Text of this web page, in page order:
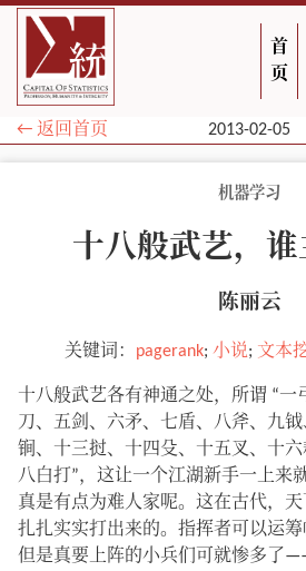
首
页
← 返回首页 2013-02-05
机器学习
十八般武艺，谁
陈丽云
关键词： pagerank; 小说; 文本
十八般武艺各有神通之处，所谓 “一
刀、五剑、六矛、七盾、八斧、九
锏、十三挝、十四殳、十五叉、十
八白打”，这让一个江湖新手一上来
真是有点为难人家呢。这在古代，
扎扎实实打出来的。指挥者可以运筹
但是真要上阵的小兵们可就惨多了